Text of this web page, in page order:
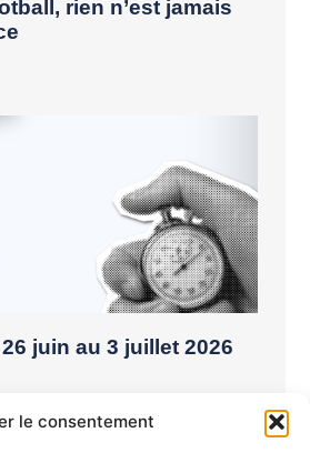
le consentement
rien n’est jamais
juin au 3 juillet 2026